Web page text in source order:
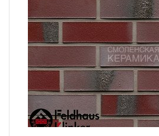
Доставка
Сотрудничество
Галерея объектов
Контакты